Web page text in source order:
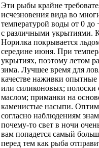
Эти рыбы крайне
исчезновения вида во
температурой воды от 0 до
с различными укрытиями.
Норилка покрывается
середине июня. При
укрытиях, поэтому летом
зима. Лучшее время для
качестве наживки
или силиконовых; полоски
маслом; приманки на
каменистые насыпи.
согласно наблюдениям
почему-то свет в ночи
вам попадется самый
перед тем как рыба